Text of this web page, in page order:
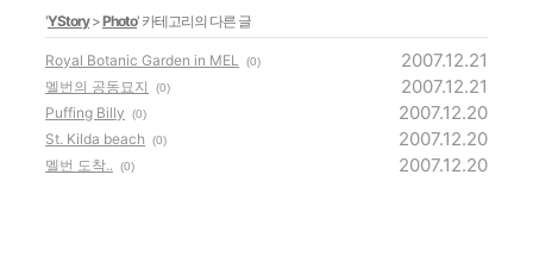
'YStory>Photo' 카테고리의 다른 글
Royal Botanic Garden in MEL (0) 2007.12.21
멜번의 공동묘지 (0) 2007.12.21
Puffing Billy (0) 2007.12.20
St. Kilda beach (0) 2007.12.20
멜번 도착.. (0) 2007.12.20